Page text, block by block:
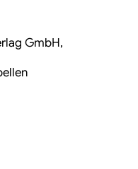
GmbH,